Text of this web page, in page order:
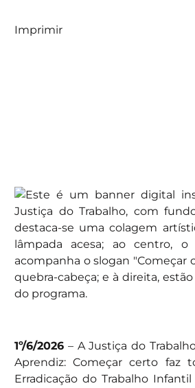
Imprimir
1º/6/2026– A Justiça do
Aprendiz: Começar certo faz
Erradicação do Trabalho